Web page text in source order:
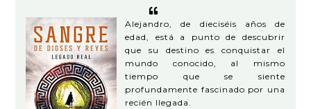
Alejandro, de dieciséis años de
edad, está a punto de descubrir
que su destino es conquistar el
mundo conocido, al mismo
tiempo que se siente
profundamente fascinado por una
recién llegada.